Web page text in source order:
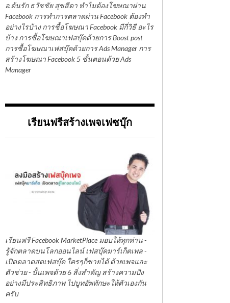
อ.ต้นรัก ธวัชชัย สุขสีดา ทำไมต้องโฆษณาผ่าน
Facebook การทำการตลาดผ่าน Facebook ต้องทำ
อย่างไรบ้าง การซื้อโฆษณา Facebook มีกี่วิธี อะไร
บ้าง การซื้อโฆษณาเฟสบุ๊คด้วยการ Boost post
การซื้อโฆษณาเฟสบุ๊คด้วยการ Ads Manager การ
สร้างโฆษณา Facebook 5 ขั้นตอนด้วย Ads
Manager
เรียนฟรีสร้างเพจเฟซบุ๊ก
เรียนฟรี Facebook MarketPlace มอบให้ทุกท่าน -
รู้จักตลาดบนโลกออนไลน์ เฟสบุ๊คมาร์เก็ตเพล -
เปิดตลาดสดเฟสบุ๊ค ใครๆก็ขายได้ ด้วยเพจและ
ตัวช่วย - ปั้นเพจด้วย 6 สิ่งสำคัญ สร้างความปัง
อย่างมีประสิทธิภาพ ไปบูทอัพทักษะให้ตัวเองกัน
ครับ